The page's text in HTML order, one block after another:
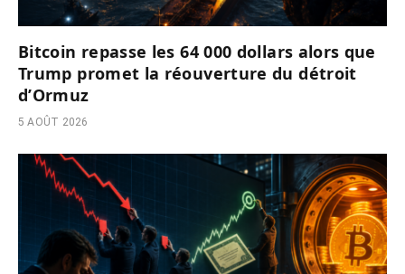
Bitcoin repasse les 64 000 dollars alors que
Trump promet la réouverture du détroit
d’Ormuz
5 AOÛT 2026